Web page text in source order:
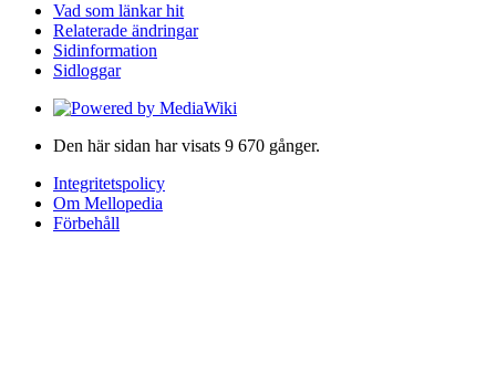
Vad som länkar hit
Relaterade ändringar
Sidinformation
Sidloggar
Den här sidan har visats 9 670 gånger.
Integritetspolicy
Om Mellopedia
Förbehåll